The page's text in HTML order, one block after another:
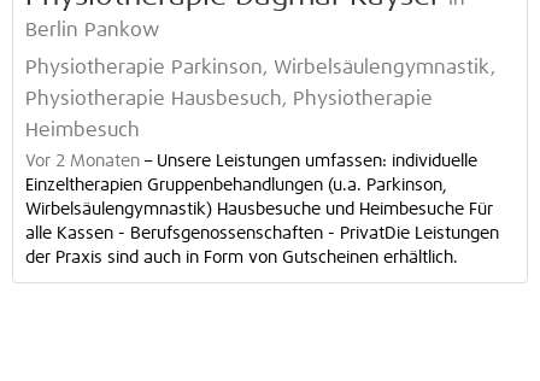
Berlin Pankow
Physiotherapie Parkinson, Wirbelsäulengymnastik,
Physiotherapie Hausbesuch, Physiotherapie
Heimbesuch
Vor 2 Monaten – Unsere Leistungen umfassen: individuelle
Einzeltherapien Gruppenbehandlungen (u.a. Parkinson,
Wirbelsäulengymnastik) Hausbesuche und Heimbesuche Für
alle Kassen - Berufsgenossenschaften - PrivatDie Leistungen
der Praxis sind auch in Form von Gutscheinen erhältlich.